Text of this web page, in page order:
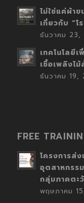
ไม่ใช่แค่ผ้า
เกี่ยวกับ “โ
ธันวาคม
เทคโนโลยี
เชื้อเพลิงไม้
ธันวาคม 19,
FREE
โครงการส่
อุตสาหกรร
กลุ่มภาคตะ
พฤษภาคม